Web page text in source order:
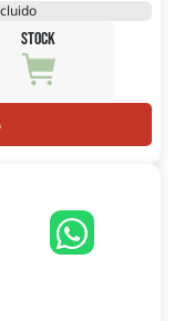
STOCK